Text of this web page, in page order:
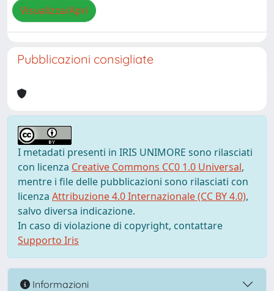
Visualizza/Apri
Pubblicazioni consigliate
I metadati presenti in IRIS UNIMORE sono rilasciati
con licenza Creative Commons CC0 1.0 Universal,
mentre i file delle pubblicazioni sono rilasciati con
licenza Attribuzione 4.0 Internazionale (CC BY 4.0),
salvo diversa indicazione.
In caso di violazione di copyright, contattare
Supporto Iris
Informazioni